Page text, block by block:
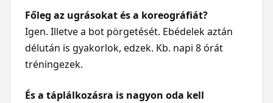
Főleg az ugrásokat és a koreográfiát?
Igen. Illetve a bot pörgetését. Ebédelek aztán
délután is gyakorlok, edzek. Kb. napi 8 órát
tréningezek.
És a táplálkozásra is nagyon oda kell